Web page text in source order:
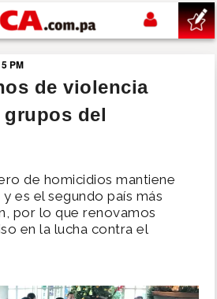
PM
de violencia
grupos del
de homicidios mantiene
es el segundo país más
por lo que renovamos
en la lucha contra el